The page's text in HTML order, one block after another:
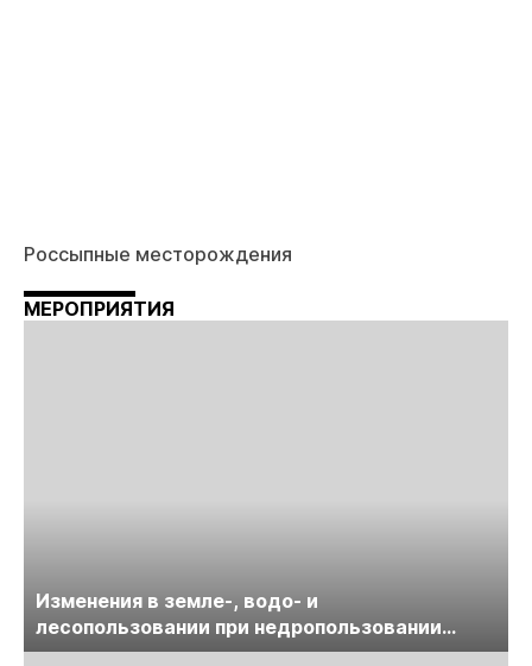
Россыпные месторождения
МЕРОПРИЯТИЯ
Изменения в земле-, водо- и
лесопользовании при недропользовании
обсудят на семинаре «ПравоТЭК»